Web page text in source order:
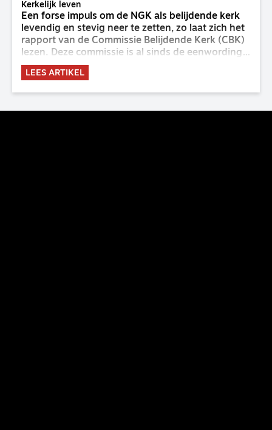
Kerkelijk leven
Een forse impuls om de NGK als belijdende kerk
levendig en stevig neer te zetten, zo laat zich het
rapport van de Commissie Belijdende Kerk (CBK)
lezen. Deze commissie is al sinds de eenwording
van de GKv en NGK actief en kreeg van de
synode van Deventer in 2023 de opdracht om
belijdenis en bij te dragen aan de verlevendiging
LEES ARTIKEL